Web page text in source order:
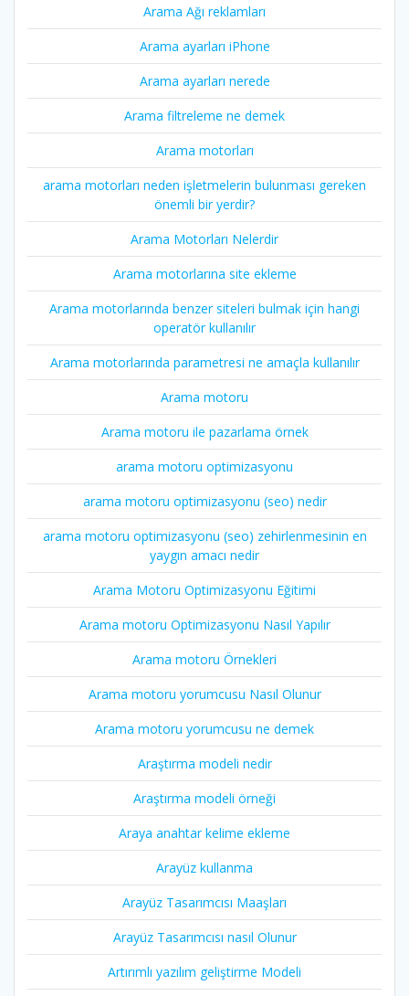
Arama Ağı reklamları
Arama ayarları iPhone
Arama ayarları nerede
Arama filtreleme ne demek
Arama motorları
arama motorları neden işletmelerin bulunması gereken
önemli bir yerdir?
Arama Motorları Nelerdir
Arama motorlarına site ekleme
Arama motorlarında benzer siteleri bulmak için hangi
operatör kullanılır
Arama motorlarında parametresi ne amaçla kullanılır
Arama motoru
Arama motoru ile pazarlama örnek
arama motoru optimizasyonu
arama motoru optimizasyonu (seo) nedir
arama motoru optimizasyonu (seo) zehirlenmesinin en
yaygın amacı nedir
Arama Motoru Optimizasyonu Eğitimi
Arama motoru Optimizasyonu Nasıl Yapılır
Arama motoru Örnekleri
Arama motoru yorumcusu Nasıl Olunur
Arama motoru yorumcusu ne demek
Araştırma modeli nedir
Araştırma modeli örneği
Araya anahtar kelime ekleme
Arayüz kullanma
Arayüz Tasarımcısı Maaşları
Arayüz Tasarımcısı nasıl Olunur
Artırımlı yazılım geliştirme Modeli